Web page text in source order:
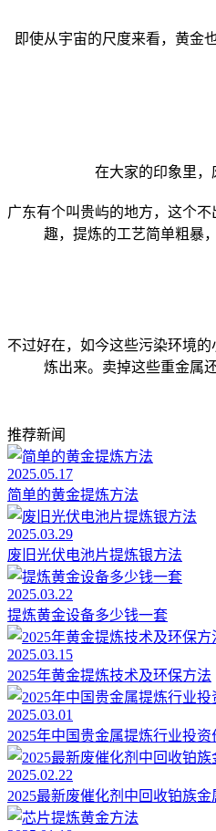
即使从宇宙的尺度来看，黄金
在大家的印象里，
广东有个叫贵屿的地方，这个
趣，提炼的工艺简单粗暴
不过好在，如今这些污染环境
炼出来。卖掉这些重金属
推荐新闻
2025.05.17
简单的黄金提炼方法
2025.03.29
废旧光伏电池片提炼银方法
2025.03.22
提炼黄金设备多少钱一套
2025.03.15
2025年黄金提炼技术及环保方法
2025.03.01
2025年中国贵金属提炼行业投
2025.02.22
2025最新废催化剂中回收铂族金